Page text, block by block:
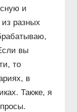
и
разных
вы
то
в
Также, я